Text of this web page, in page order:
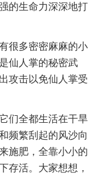
的生命力深深地打
很多密密麻麻的小
仙人掌的秘密武
攻击以免仙人掌受
们全都生活在干旱
频繁刮起的风沙向
施肥，全靠小小的
存活。大家想想，